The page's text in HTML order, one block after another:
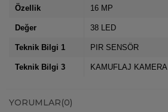
Özellik 16 MP
Değer 38 LED
Teknik Bilgi 1 PIR SENSÖR
Teknik Bilgi 3 KAMUFLAJ KAMERA
YORUMLAR(0)